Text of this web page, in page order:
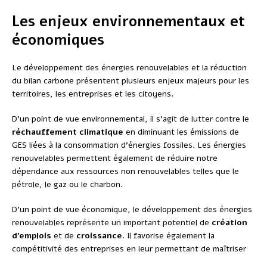
Les enjeux environnementaux et
économiques
Le développement des énergies renouvelables et la réduction
du bilan carbone présentent plusieurs enjeux majeurs pour les
territoires, les entreprises et les citoyens.
D’un point de vue environnemental, il s’agit de lutter contre le
réchauffement climatique en diminuant les émissions de
GES liées à la consommation d’énergies fossiles. Les énergies
renouvelables permettent également de réduire notre
dépendance aux ressources non renouvelables telles que le
pétrole, le gaz ou le charbon.
D’un point de vue économique, le développement des énergies
renouvelables représente un important potentiel de création
d’emplois et de croissance. Il favorise également la
compétitivité des entreprises en leur permettant de maîtriser